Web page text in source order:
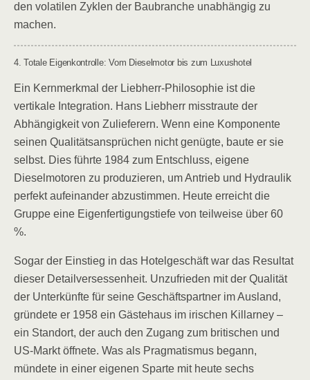
den volatilen Zyklen der Baubranche unabhängig zu
machen.
4. Totale Eigenkontrolle: Vom Dieselmotor bis zum Luxushotel
Ein Kernmerkmal der Liebherr-Philosophie ist die
vertikale Integration. Hans Liebherr misstraute der
Abhängigkeit von Zulieferern. Wenn eine Komponente
seinen Qualitätsansprüchen nicht genügte, baute er sie
selbst. Dies führte 1984 zum Entschluss, eigene
Dieselmotoren zu produzieren, um Antrieb und Hydraulik
perfekt aufeinander abzustimmen. Heute erreicht die
Gruppe eine Eigenfertigungstiefe von teilweise über 60
%.
Sogar der Einstieg in das Hotelgeschäft war das Resultat
dieser Detailversessenheit. Unzufrieden mit der Qualität
der Unterkünfte für seine Geschäftspartner im Ausland,
gründete er 1958 ein Gästehaus im irischen Killarney –
ein Standort, der auch den Zugang zum britischen und
US-Markt öffnete. Was als Pragmatismus begann,
mündete in einer eigenen Sparte mit heute sechs